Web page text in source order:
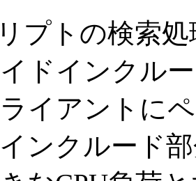
プトの検索
ドインクル
イアントに
ンクルード